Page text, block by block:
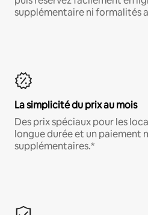
supplémentaire ni formalités
La simplicité du prix au mois
Des prix spéciaux pour les
longue durée et un paiement
supplémentaires.*